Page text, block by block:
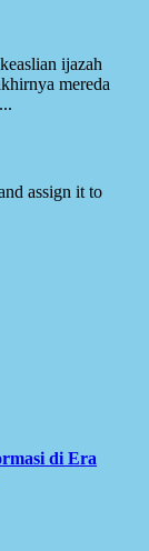
ijazah
mereda
assign it to
di Era